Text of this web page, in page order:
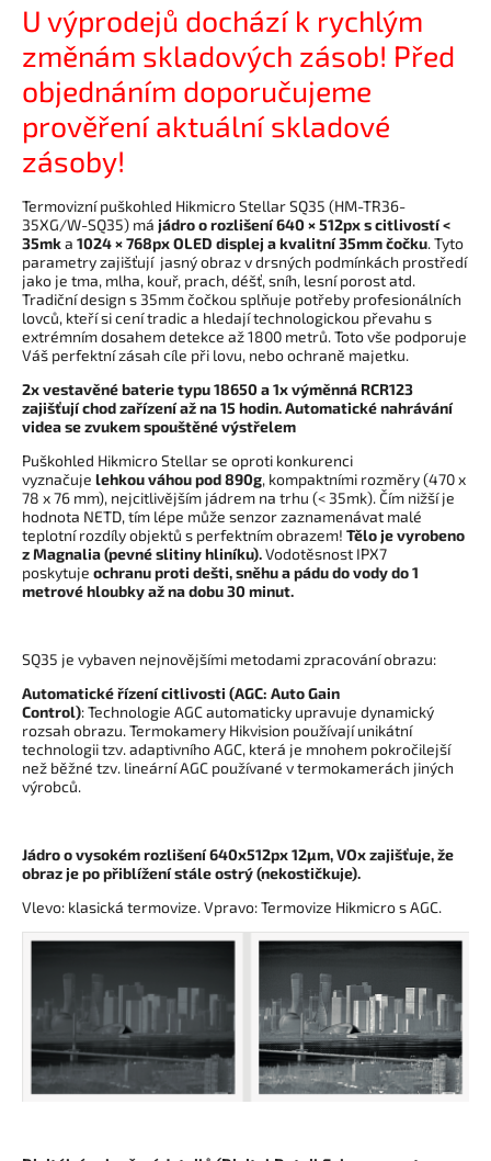
U výprodejů dochází k rychlým
změnám skladových zásob! Před
objednáním doporučujeme
prověření aktuální skladové
zásoby!
Termovizní puškohled Hikmicro Stellar SQ35 (HM-TR36-
35XG/W-SQ35) má jádro o rozlišení 640 × 512pxs citlivostí <
35mka 1024 × 768px OLED displej a kvalitní 35mm čočku. Tyto
parametry zajišťují jasný obraz v drsných podmínkách prostředí
jako je tma, mlha, kouř, prach, déšť, sníh, lesní porost atd.
Tradiční design s 35mm čočkou splňuje potřeby profesionálních
lovců, kteří si cení tradic a hledají technologickou převahu s
extrémním dosahem detekce až 1800 metrů. Toto vše podporuje
Váš perfektní zásah cíle při lovu, nebo ochraně majetku.
2x vestavěné baterie typu 18650 a 1x výměnná RCR123
zajišťují chod zařízení až na 15 hodin.Automatické nahrávání
videa se zvukem spouštěné výstřelem
Puškohled Hikmicro Stellar se oproti konkurenci
vyznačuje lehkou váhou pod 890g, kompaktními rozměry (470 x
78 x 76 mm), nejcitlivějším jádrem na trhu (< 35mk). Čím nižší je
hodnota NETD, tím lépe může senzor zaznamenávat malé
teplotní rozdíly objektů s perfektním obrazem! Tělo je vyrobeno
z Magnalia (pevné slitiny hliníku).Vodotěsnost IPX7
poskytuje ochranu proti dešti, sněhu a pádu do vody do 1
metrové hloubky až na dobu 30 minut.
SQ35 je vybaven nejnovějšími metodami zpracování obrazu:
Automatické řízení citlivosti (AGC: Auto Gain
Control): Technologie AGC automaticky upravuje dynamický
rozsah obrazu. Termokamery Hikvision používají unikátní
technologii tzv. adaptivního AGC, která je mnohem pokročilejší
než běžné tzv. lineární AGC používané v termokamerách jiných
výrobců.
Jádro o vysokém rozlišení 640x512px 12µm, VOx zajišťuje, že
obraz je po přiblížení stále ostrý (nekostičkuje).
Vlevo: klasická termovize. Vpravo: Termovize Hikmicro s AGC.